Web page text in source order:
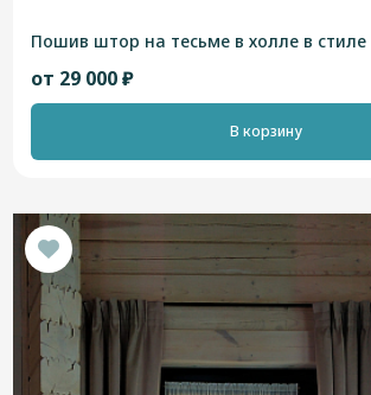
Пошив штор на тесьме в холле в стиле
от 29 000 ₽
В корзину